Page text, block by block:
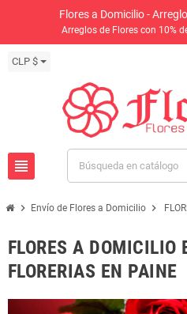
Flores a Domicilio -
Arreglos de Flores con 10%
CLP $
view_headline
chevron_right Envío de Flores a Domicilio chevron_right
FLORES A DOMICILIO
FLORERIAS EN PAINE